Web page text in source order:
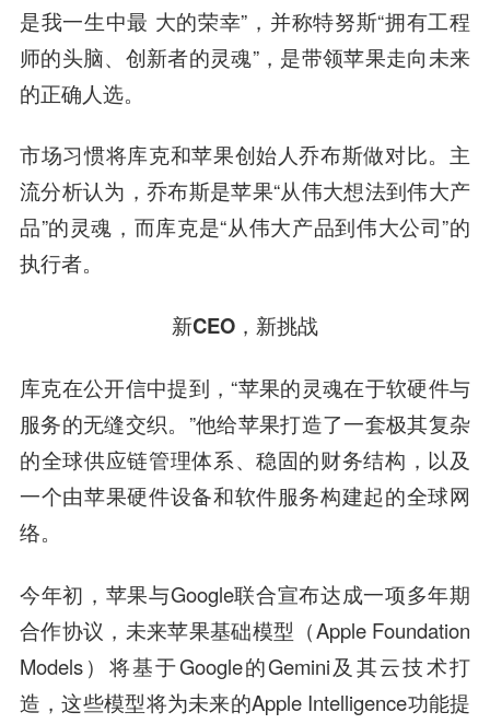
是我一生中最 大的荣幸”，并称特努斯“拥有工程
师的头脑、创新者的灵魂”，是带领苹果走向未来
的正确人选。
市场习惯将库克和苹果创始人乔布斯做对比。主
流分析认为，乔布斯是苹果“从伟大想法到伟大产
品”的灵魂，而库克是“从伟大产品到伟大公司”的
执行者。
新CEO，新挑战
库克在公开信中提到，“苹果的灵魂在于软硬件与
服务的无缝交织。”他给苹果打造了一套极其复杂
的全球供应链管理体系、稳固的财务结构，以及
一个由苹果硬件设备和软件服务构建起的全球网
络。
今年初，苹果与Google联合宣布达成一项多年期
合作协议，未来苹果基础模型（Apple Foundation
Models）将基于Google的Gemini及其云技术打
造，这些模型将为未来的Apple Intelligence功能提